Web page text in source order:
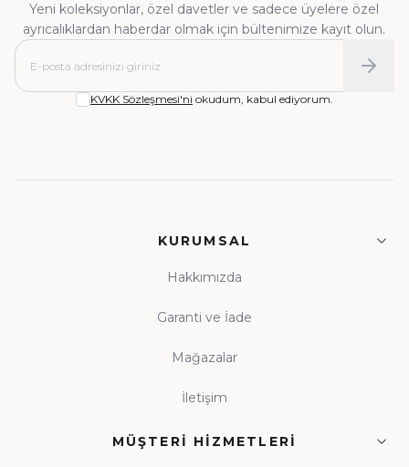
Yeni koleksiyonlar, özel davetler ve sadece üyelere özel
ayrıcalıklardan haberdar olmak için bültenimize kayıt olun.
KVKK Sözleşmesi'ni okudum, kabul ediyorum.
KURUMSAL
Hakkımızda
Garanti ve İade
Mağazalar
İletişim
MÜŞTERI HIZMETLERI